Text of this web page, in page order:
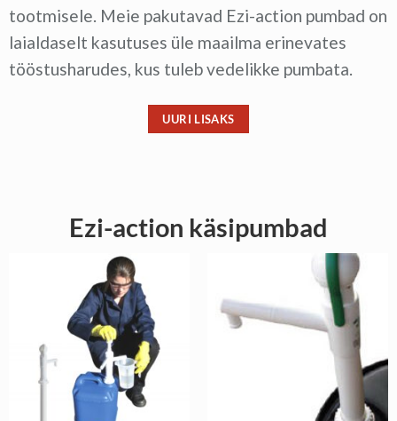
tootmisele. Meie pakutavad Ezi-action pumbad on
laialdaselt kasutuses üle maailma erinevates
tööstusharudes, kus tuleb vedelikke pumbata.
UURI LISAKS
Ezi-action käsipumbad